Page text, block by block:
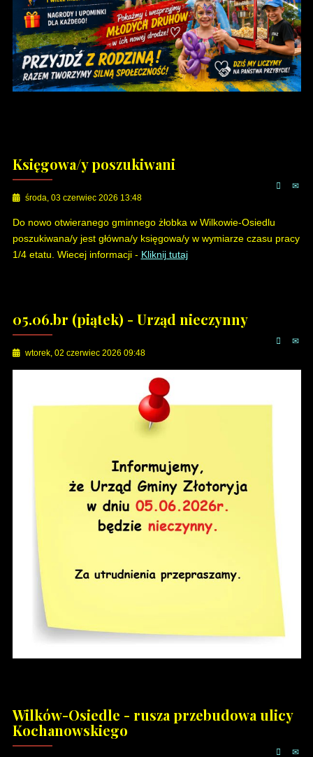
Księgowa/y poszukiwani
środa, 03 czerwiec 2026 13:48
Do nowo otwieranego gminnego żłobka w Wilkowie-Osiedlu
poszukiwana/y jest główna/y księgowa/y w wymiarze czasu pracy
1/4 etatu. Wiecej informacji - Kliknij tutaj
05.06.br (piątek) - Urząd nieczynny
wtorek, 02 czerwiec 2026 09:48
Wilków-Osiedle - rusza przebudowa ulicy
Kochanowskiego